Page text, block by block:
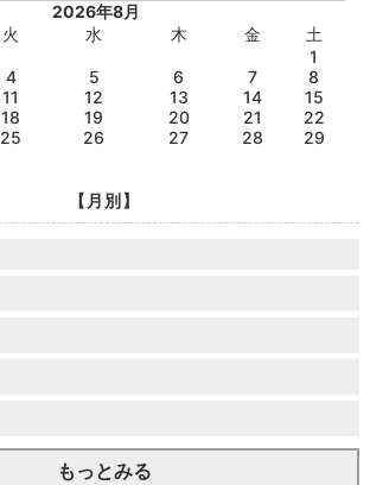
2026年8月
火 水 木 金
土
1
4 5 6 7
8
11 12 13 14
15
18 19 20 21
22
25 26 27 28
29
【月別】
もっとみる